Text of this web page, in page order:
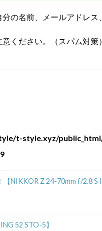
の名前、メールアドレス
ください。（スパム対策）
t-style.xyz/
NIKKOR Z 24-70mm f/2.8 S II
52 STO-5】